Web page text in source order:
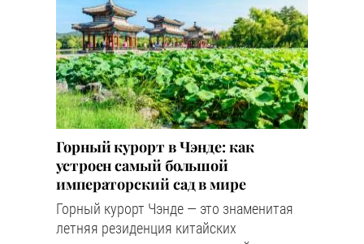
Горный курорт в Чэнде: как
устроен самый большой
императорский сад в мире
Горный курорт Чэнде — это знаменитая
летняя резиденция китайских